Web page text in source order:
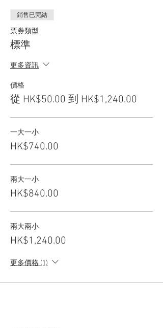
銷售已完結
票券類型
標準
更多資訊
價格
從 HK$50.00 到 HK$1,240.00
一大一小
HK$740.00
兩大一小
HK$840.00
兩大兩小
HK$1,240.00
更多價格 (1)